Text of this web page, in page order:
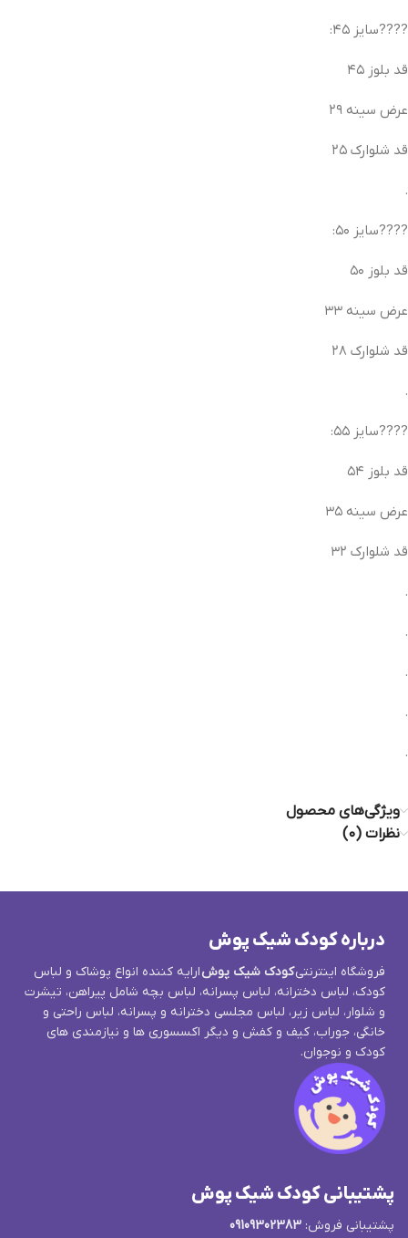
????سایز ۴۵:
قد بلوز ۴۵
عرض سینه ۲۹
قد شلوارک ۲۵
.
????سایز ۵۰:
قد بلوز ۵۰
عرض سینه ۳۳
قد شلوارک ۲۸
.
????سایز ۵۵:
قد بلوز ۵۴
عرض سینه ۳۵
قد شلوارک ۳۲
.
.
.
.
.
ویژگی‌های محصول
نظرات (0)
درباره کودک شیک پوش
فروشگاه اینترنتیکودک شیک پوشارایه کننده انواع پوشاک و لباس
کودک، لباس دخترانه، لباس پسرانه، لباس بچه شامل پیراهن، تیشرت
و شلوار، لباس زیر، لباس مجلسی دخترانه و پسرانه، لباس راحتی و
خانگی، جوراب، کیف و کفش و دیگر اکسسوری ها و نیازمندی های
کودک و نوجوان.
پشتیبانی کودک شیک پوش
پشتیبانی فروش: 09109302383